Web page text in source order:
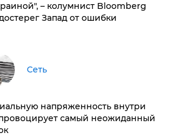
– колумнист Bloomberg
Запад от ошибки
Сеть
напряженность внутри
самый неожиданный